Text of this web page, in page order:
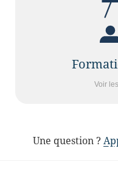
Voir
Une question ?